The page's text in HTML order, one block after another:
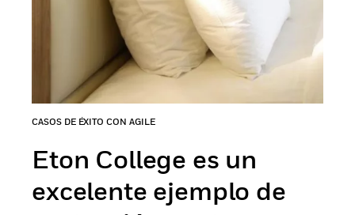
CASOS DE ÉXITO CON AGILE
Eton College es un
excelente ejemplo de